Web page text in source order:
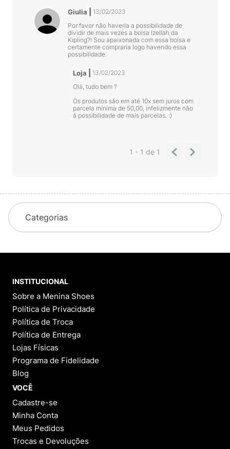
Giulia
13/02/2023
Por favor não haveria a possibilidade de
dividir de mais vezes a bolsa Izellah da
Kipling?! Sou apaixonada com essa bolsa e
certamente compraria logo havendo essa
possibilidade.
Loja
13/02/2023
Olá, tudo bem ?
Os produtos são em até 10x sem juros com
parcela mínima de 50,00, infelizmente não
á possibilidade de mais parcelas. :)
1 - 1de 1
Categorias
INSTITUCIONAL
Sobre a Menina Shoes
Política de Privacidade
Política de Troca
Política de Entrega
Lojas Físicas
Programa de Fidelidade
Blog
VOCÊ
Cadastre-se
Minha Conta
Meus Pedidos
Trocas e Devoluções